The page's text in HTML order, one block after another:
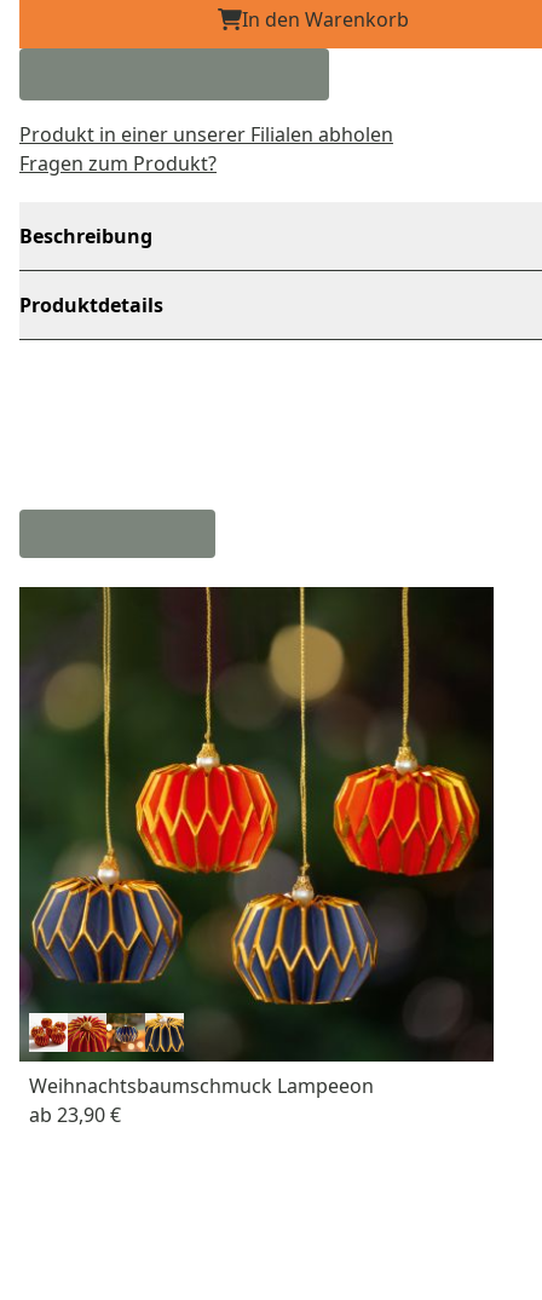
In den Warenkorb
Produkt in einer unserer Filialen abholen
Fragen zum Produkt?
Beschreibung
Produktdetails
Weihnachtsbaumschmuck Lampeeon
ab 23,90 €